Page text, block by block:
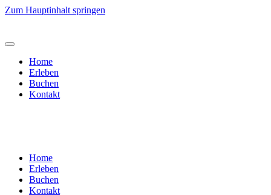
Zum Hauptinhalt springen
Home
Erleben
Buchen
Kontakt
Home
Erleben
Buchen
Kontakt